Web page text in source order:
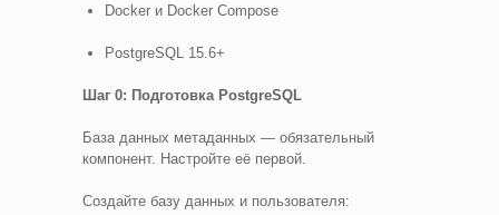
Docker и Docker Compose
PostgreSQL 15.6+
Шаг 0: Подготовка PostgreSQL
База данных метаданных — обязательный
компонент. Настройте её первой.
Создайте базу данных и пользователя: